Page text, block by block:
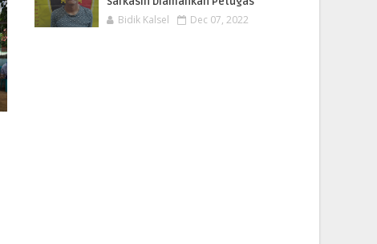
Bidik Kalsel Dec 07, 2022